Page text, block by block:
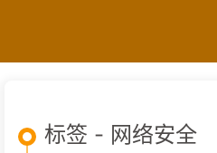
标签 - 网络安全